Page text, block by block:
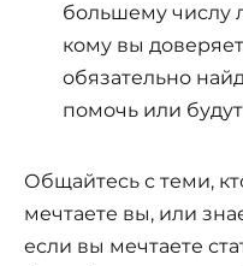
большему числу
кому вы
обязательно
помочь или
Общайтесь с теми,
мечтаете вы, или
если вы мечтаете